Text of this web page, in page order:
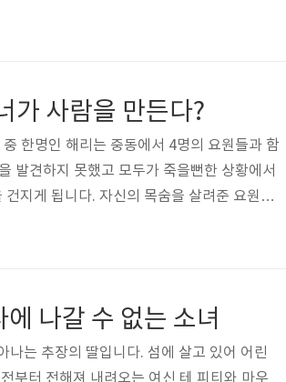
것을 알지 못한채 라라진의 언니와 사귀기
에게 밝히고 싶..
가 사람을 만든다?
한명인 해리는 중동에서 4명의 요원들과 함
발견하지 못했고 모두가 죽을뻔한 상황에서
지게 됩니다. 자신의 목숨을 살려준 요원에
니다. 해리는 그의 가족에게 메달 한개를
나갈 수 없는 소녀
나는 추장의 딸입니다. 섬에 살고 있어 어린
부터 전해져 내려오는 여신 테 피티와 마우